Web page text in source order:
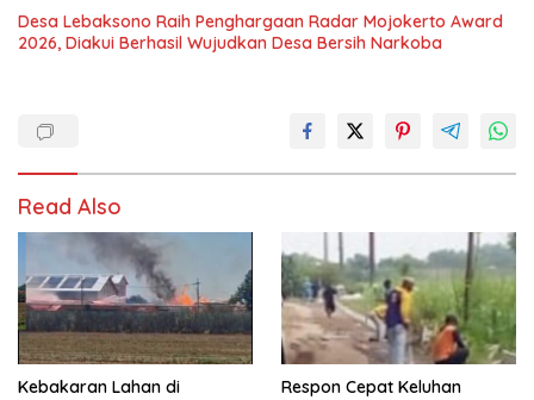
Desa Lebaksono Raih Penghargaan Radar Mojokerto Award
2026, Diakui Berhasil Wujudkan Desa Bersih Narkoba
Read Also
Kebakaran Lahan di
Respon Cepat Keluhan